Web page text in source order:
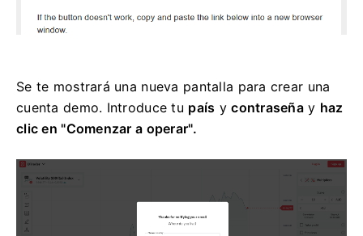
Se te mostrará una nueva pantalla para crear una
cuenta demo. Introduce tu país ycontraseña y haz
clic en "Comenzar a operar".